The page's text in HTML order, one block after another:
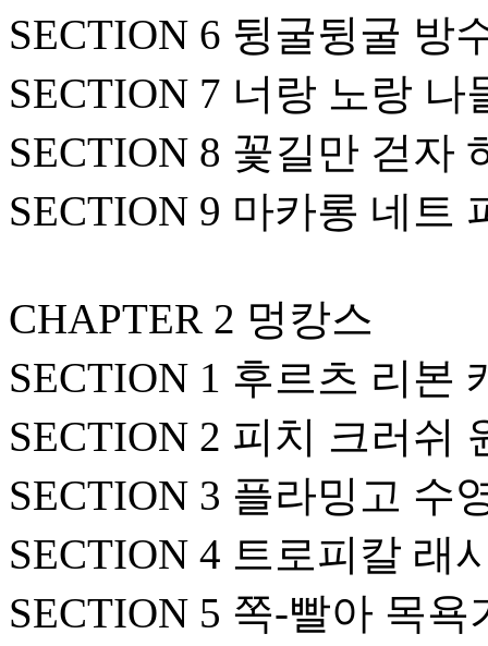
SECTION 6 뒹굴뒹굴 방
SECTION 7 너랑 노랑
SECTION 8 꽃길만 걷자
SECTION 9 마카롱 네트
CHAPTER 2 멍캉스
SECTION 1 후르츠 리본
SECTION 2 피치 크러쉬
SECTION 3 플라밍고 수
SECTION 4 트로피칼 래
SECTION 5 쪽-빨아 목